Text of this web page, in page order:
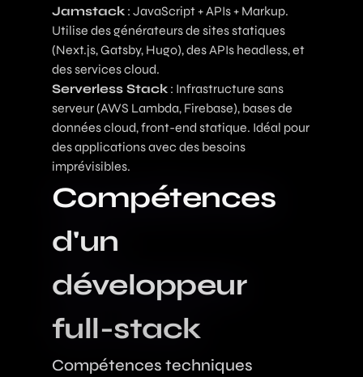
Jamstack : JavaScript + APIs + Markup.
Utilise des générateurs de sites statiques
(Next.js, Gatsby, Hugo), des APIs headless, et
des services cloud.
Serverless Stack : Infrastructure sans
serveur (AWS Lambda, Firebase), bases de
données cloud, front-end statique. Idéal pour
des applications avec des besoins
imprévisibles.
Compétences
d'un
développeur
full-stack
Compétences techniques